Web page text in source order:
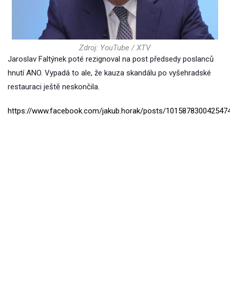
Zdroj: YouTube / XTV
Jaroslav Faltýnek poté rezignoval na post předsedy poslanců
hnutí ANO. Vypadá to ale, že kauza skandálu po vyšehradské
restauraci ještě neskončila.
https://www.facebook.com/jakub.horak/posts/